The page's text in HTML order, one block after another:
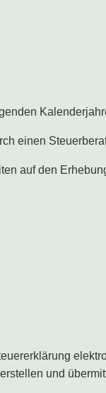
einen
auf den
und